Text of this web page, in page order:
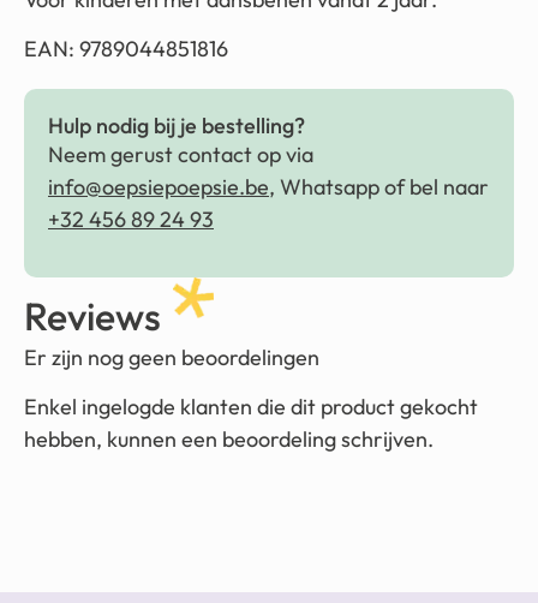
EAN: 9789044851816
Hulp nodig bij je bestelling?
Neem gerust contact op via
info@oepsiepoepsie.be, Whatsapp of bel naar
+32 456 89 24 93
Reviews
Er zijn nog geen beoordelingen
Enkel ingelogde klanten die dit product gekocht
hebben, kunnen een beoordeling schrijven.